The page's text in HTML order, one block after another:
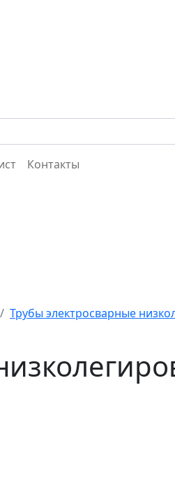
Контакты
Трубы электросварные